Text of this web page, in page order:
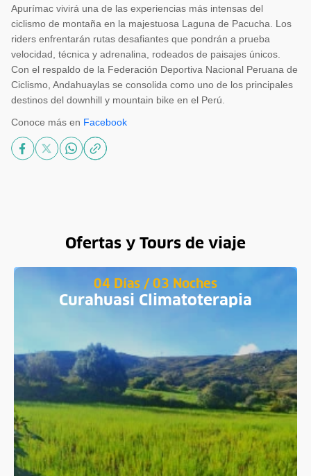
Apurímac vivirá una de las experiencias más intensas del
ciclismo de montaña en la majestuosa Laguna de Pacucha. Los
riders enfrentarán rutas desafiantes que pondrán a prueba
velocidad, técnica y adrenalina, rodeados de paisajes únicos.
Con el respaldo de la Federación Deportiva Nacional Peruana de
Ciclismo, Andahuaylas se consolida como uno de los principales
destinos del downhill y mountain bike en el Perú.
Conoce más en Facebook
Ofertas y Tours de viaje
04 Días / 03 Noches
Curahuasi Climatoterapia